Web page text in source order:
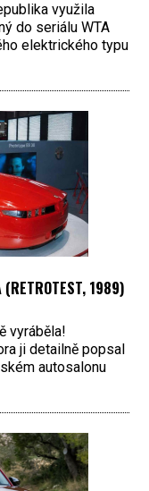
využila
do seriálu WTA
elektrického typu
(RETROTEST, 1989)
vyráběla!
ji detailně popsal
autosalonu